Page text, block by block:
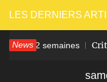
Passer
au
contenu
LES DERNIERS
News
y a 2 semaines